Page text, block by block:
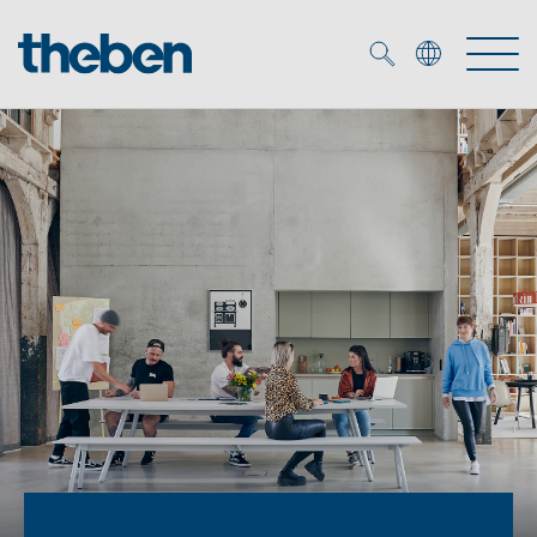
Merkzettel (0)
Prodotti
Smart Home
DALI
Rilevatori di presenza/movimento
Soluzione OEM
Soluzioni OEM
Esperti OEM
Referenze
Soluzioni
Controllo dell'illuminazione DALI-2
Emettitore LED (inglese)
Servizio
Azienda